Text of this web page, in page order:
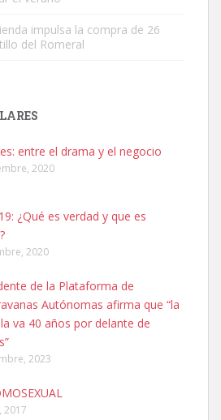
ninfa papillera, asustada tiene miedo a la
6.7.2025
impulsa la compra de 26
del Romeral
entre el drama y el negocio
2020
¿Qué es verdad y que es
2020
de la Plataforma de
Autónomas afirma que “la
va 40 años por delante de
2023
2017